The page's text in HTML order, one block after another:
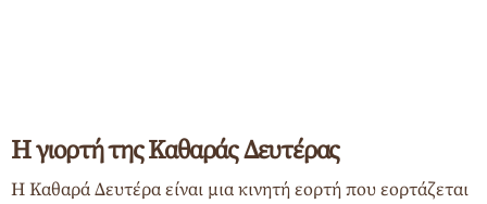
Η γιορτή της Καθαράς Δευτέρας
Η Καθαρά Δευτέρα είναι μια κινητή εορτή που εορτάζεται